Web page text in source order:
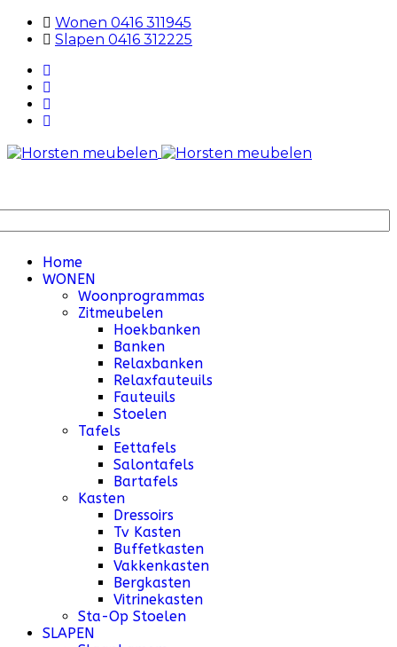
Wonen 0416 311945
Slapen 0416 312225
Home
WONEN
Woonprogrammas
Zitmeubelen
Hoekbanken
Banken
Relaxbanken
Relaxfauteuils
Fauteuils
Stoelen
Tafels
Eettafels
Salontafels
Bartafels
Kasten
Dressoirs
Tv Kasten
Buffetkasten
Vakkenkasten
Bergkasten
Vitrinekasten
Sta-Op Stoelen
SLAPEN